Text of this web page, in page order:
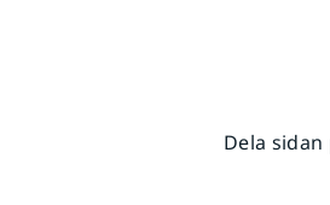
Dela sidan